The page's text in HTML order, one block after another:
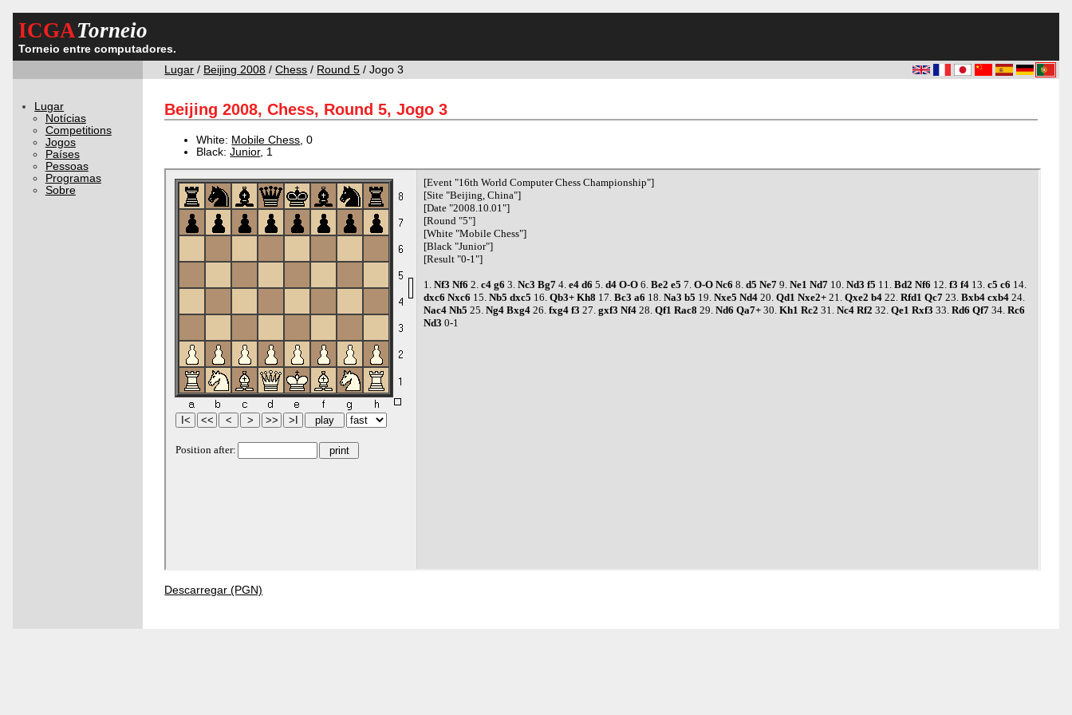
ICGATorneio
Torneio entre computadores.
Lugar / Beijing 2008 /Chess / Round 5 / Jogo 3
Lugar
Notícias
Competitions
Jogos
Países
Pessoas
Programas
Sobre
Beijing 2008, Chess, Round 5, Jogo 3
White: Mobile Chess , 0
Black:Junior, 1
Descarregar (PGN)